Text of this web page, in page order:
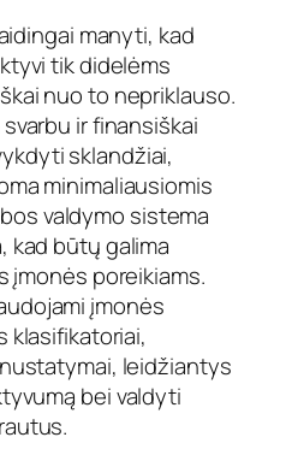
manyti, kad
tik didelėms
nuo to nepriklauso.
ir finansiškai
sklandžiai,
minimaliausiomis
valdymo sistema
kad būtų galima
įmonės poreikiams.
įmonės
klasifikatoriai,
leidžiantys
bei valdyti